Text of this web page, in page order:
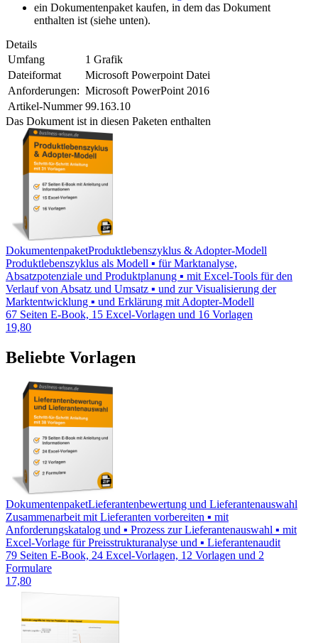
ein Dokumentenpaket kaufen, in dem das Dokument
enthalten ist (siehe unten).
Details
Umfang
1 Grafik
Dateiformat
Microsoft Powerpoint Datei
Anforderungen: Microsoft PowerPoint 2016
Artikel-Nummer 99.163.10
Das Dokument ist in diesen Paketen enthalten
DokumentenpaketProduktlebenszyklus & Adopter-Modell
Produktlebenszyklus als Modell ▪ für Marktanalyse,
Absatzpotenziale und Produktplanung ▪ mit Excel-Tools für den
Verlauf von Absatz und Umsatz ▪ und zur Visualisierung der
Marktentwicklung ▪ und Erklärung mit Adopter-Modell
67 Seiten E-Book, 15 Excel-Vorlagen und 16 Vorlagen
19,80
Beliebte Vorlagen
DokumentenpaketLieferantenbewertung und Lieferantenauswahl
Zusammenarbeit mit Lieferanten vorbereiten ▪ mit
Anforderungskatalog und ▪ Prozess zur Lieferantenauswahl ▪ mit
Excel-Vorlage für Preisstrukturanalyse und ▪ Lieferantenaudit
79 Seiten E-Book, 24 Excel-Vorlagen, 12 Vorlagen und 2
Formulare
17,80